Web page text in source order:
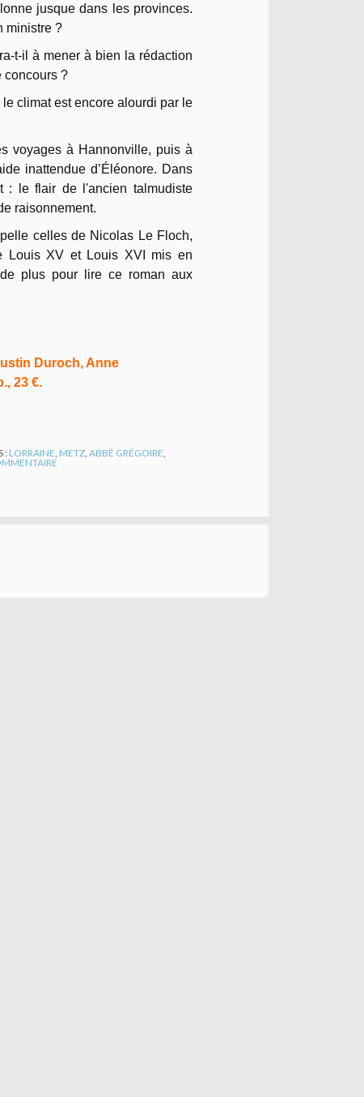
jusque dans les provinces.
ministre ?
t-il à mener à bien la rédaction
concours ?
climat est encore alourdi par le
voyages à Hannonville, puis à
inattendue d’Éléonore. Dans
: le flair de l'ancien talmudiste
raisonnement.
celles de Nicolas Le Floch,
Louis XV et Louis XVI mis en
plus pour lire ce roman aux
Duroch, Anne
23 €.
: LORRAINE, METZ,ABBÉ GRÉGOIRE,